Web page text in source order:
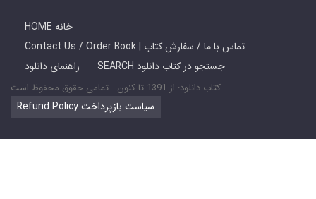
HOME خانه
Contact Us / Order Book | تماس با ما / سفارش کتاب
راهنمای دانلود
SEARCH جستجو در کتاب دانلود
کتاب دانلود: از 1391 تا کنون - تمامی حقوق محفوظ است
Refund Policy سیاست بازپرداخت